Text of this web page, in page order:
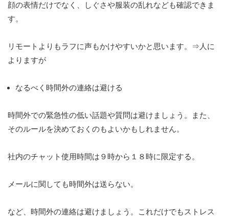
顔の表情だけでなく、しぐさや服装の乱れなども確認できま
す。
リモートよりもラフに声もかけやすいかと思います。⇒人に
よりますが
なるべく時間外の連絡は避ける
時間外での緊急性の低い話題や質問は避けましょう。また、
そのルールを決めておくのもよいかもしれません。
社内のチャット使用時間は９時から１８時に限定する。
メールに関しても時間外は送らない。
など、時間外の連絡は避けましょう。これだけでもストレス